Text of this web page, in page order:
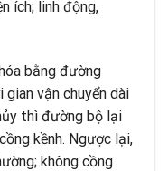
ích; linh động,
bằng đường
vận chuyển dài
thì đường bộ lại
kềnh. Ngược lại,
không cồng